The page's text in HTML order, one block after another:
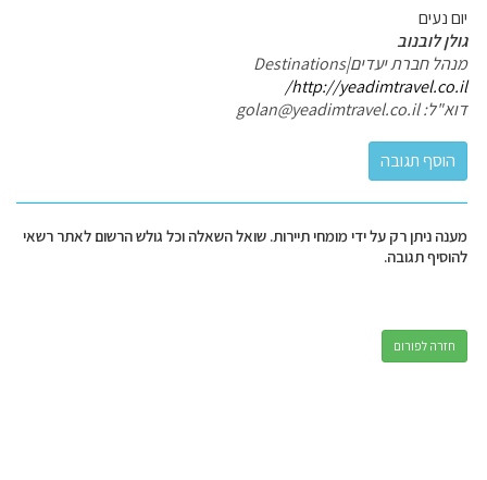
יום נעים
גולן לובנוב
מנהל חברת יעדים|Destinations
http://yeadimtravel.co.il/
דוא"ל: golan@yeadimtravel.co.il
מענה ניתן רק על ידי מומחי תיירות. שואל השאלה וכל גולש הרשום לאתר רשאי
להוסיף תגובה.
חזרה לפורום